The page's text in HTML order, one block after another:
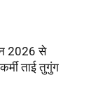
2026 से
ताई तुगुंग